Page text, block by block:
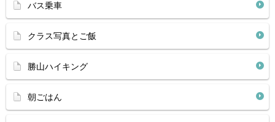
バス乗車
クラス写真とご飯
勝山ハイキング
朝ごはん